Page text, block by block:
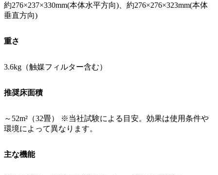
約276×237×330mm(本体水平方向)、約276×276×323mm(本体
垂直方向)
重さ
3.6kg（触媒フィルター含む）
推奨床面積
～52m²（32畳） ※当社試験による目安。効果は使用条件や
環境によって異なります。
主な機能